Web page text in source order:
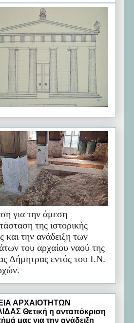
για την άμεση
της ιστορικής
και την ανάδειξη των
του αρχαίου ναού της
Δήμητρας εντός του Ι.Ν.
ΑΡΧΑΙΟΤΗΤΩΝ
Θετική η ανταπόκριση
μας για την ανάδειξη